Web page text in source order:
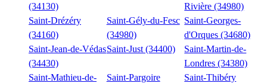
(34130)
Rivière (34980)
Saint-Drézéry
(34160)
Saint-Gély-du-Fesc
(34980)
Saint-Georges-
d'Orques (34680)
Saint-Jean-de-Védas
(34430)
Saint-Just (34400)
Saint-Martin-de-
Londres (34380)
Saint-Mathieu-de-
Saint-Pargoire
Saint-Thibéry